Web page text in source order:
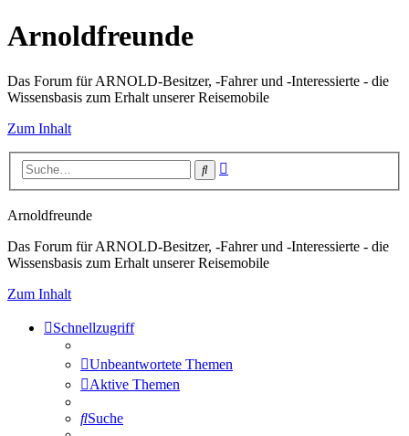
Arnoldfreunde
Das Forum für ARNOLD-Besitzer, -Fahrer und -Interessierte - die
Wissensbasis zum Erhalt unserer Reisemobile
Zum Inhalt
Suche
Arnoldfreunde
Das Forum für ARNOLD-Besitzer, -Fahrer und -Interessierte - die
Wissensbasis zum Erhalt unserer Reisemobile
Zum Inhalt
Schnellzugriff
Unbeantwortete Themen
Aktive Themen
Suche